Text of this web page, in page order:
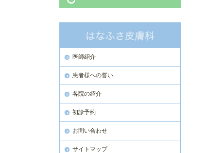
医師紹介
患者様への誓い
各院の紹介
初診予約
お問い合わせ
サイトマップ